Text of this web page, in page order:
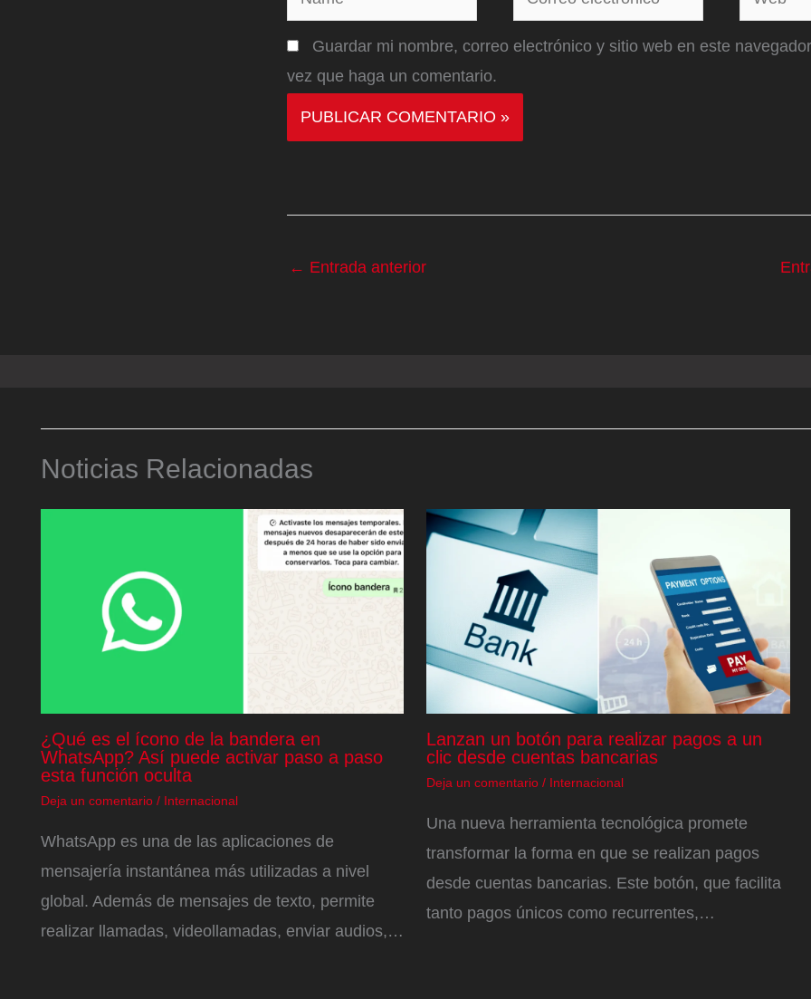
electrónico*
Guardar mi nombre, correo electrónico y sitio web en este
vez que haga un comentario.
← Entrada anterior
Noticias Relacionadas
¿Qué es el ícono de la bandera en
WhatsApp? Así puede activar paso a paso
esta función oculta
Deja un comentario / Internacional
WhatsApp es una de las aplicaciones de
mensajería instantánea más utilizadas a nivel
global. Además de mensajes de texto, permite
realizar llamadas, videollamadas, enviar audios,…
Lanzan un botón para realizar pagos a un
clic desde cuentas bancarias
Deja un comentario / Internacional
Una nueva herramienta tecnológica promete
transformar la forma en que se realizan pagos
desde cuentas bancarias. Este botón, que facilita
tanto pagos únicos como recurrentes,…